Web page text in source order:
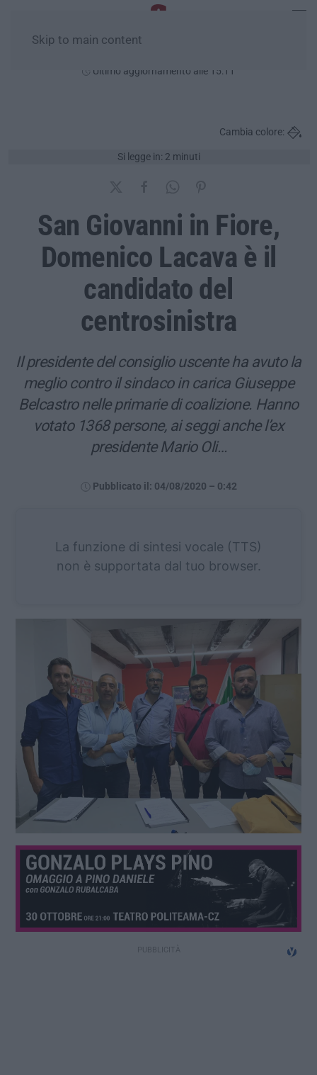
Skip to main content
Ultimo aggiornamento alle 15:11
Si legge in: 2 minuti
Cambia colore:
San Giovanni in Fiore,
Domenico Lacava è il
candidato del
centrosinistra
Il presidente del consiglio uscente ha avuto la
meglio contro il sindaco in carica Giuseppe
Belcastro nelle primarie di coalizione. Hanno
votato 1368 persone, ai seggi anche l’ex
presidente Mario Oli…
Pubblicato il: 04/08/2020 – 0:42
La funzione di sintesi vocale (TTS)
non è supportata dal tuo browser.